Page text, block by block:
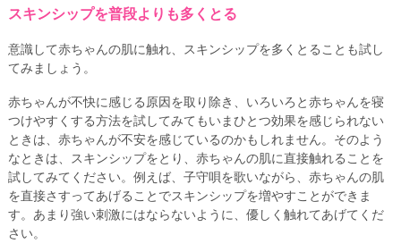
スキンシップを普段よりも多くとる
意識して赤ちゃんの肌に触れ、スキンシップを多くとることも試し
てみましょう。
赤ちゃんが不快に感じる原因を取り除き、いろいろと赤ちゃんを寝
つけやすくする方法を試してみてもいまひとつ効果を感じられない
ときは、赤ちゃんが不安を感じているのかもしれません。そのよう
なときは、スキンシップをとり、赤ちゃんの肌に直接触れることを
試してみてください。例えば、子守唄を歌いながら、赤ちゃんの肌
を直接さすってあげることでスキンシップを増やすことができま
す。あまり強い刺激にはならないように、優しく触れてあげてくだ
さい。